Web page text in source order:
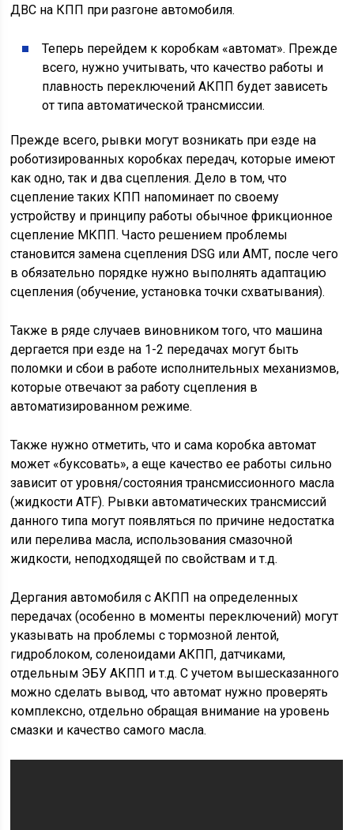
ДВС на КПП при разгоне автомобиля.
Теперь перейдем к коробкам «автомат». Прежде
всего, нужно учитывать, что качество работы и
плавность переключений АКПП будет зависеть
от типа автоматической трансмиссии.
Прежде всего, рывки могут возникать при езде на
роботизированных коробках передач, которые имеют
как одно, так и два сцепления. Дело в том, что
сцепление таких КПП напоминает по своему
устройству и принципу работы обычное фрикционное
сцепление МКПП. Часто решением проблемы
становится замена сцепления DSG или АМТ, после чего
в обязательно порядке нужно выполнять адаптацию
сцепления (обучение, установка точки схватывания).
Также в ряде случаев виновником того, что машина
дергается при езде на 1-2 передачах могут быть
поломки и сбои в работе исполнительных механизмов,
которые отвечают за работу сцепления в
автоматизированном режиме.
Также нужно отметить, что и сама коробка автомат
может «буксовать», а еще качество ее работы сильно
зависит от уровня/состояния трансмиссионного масла
(жидкости АTF). Рывки автоматических трансмиссий
данного типа могут появляться по причине недостатка
или перелива масла, использования смазочной
жидкости, неподходящей по свойствам и т.д.
Дергания автомобиля с АКПП на определенных
передачах (особенно в моменты переключений) могут
указывать на проблемы с тормозной лентой,
гидроблоком, соленоидами АКПП, датчиками,
отдельным ЭБУ АКПП и т.д. С учетом вышесказанного
можно сделать вывод, что автомат нужно проверять
комплексно, отдельно обращая внимание на уровень
смазки и качество самого масла.